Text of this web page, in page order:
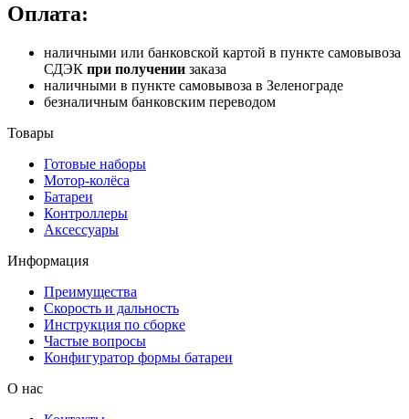
Оплата:
наличными или банковской картой в пункте самовывоза
СДЭК при получении заказа
наличными в пункте самовывоза в Зеленограде
безналичным банковским переводом
Товары
Готовые наборы
Мотор-колёса
Батареи
Контроллеры
Аксессуары
Информация
Преимущества
Скорость и дальность
Инструкция по сборке
Частые вопросы
Конфигуратор формы батареи
О нас